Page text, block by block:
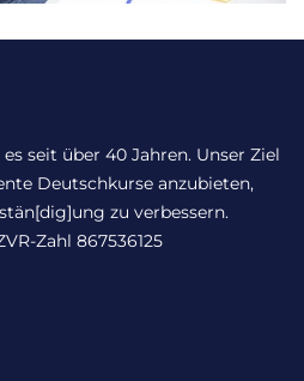
seit über 40 Jahren. Unser Ziel
Deutschkurse anzubieten,
zu verbessern.
Zahl 867536125